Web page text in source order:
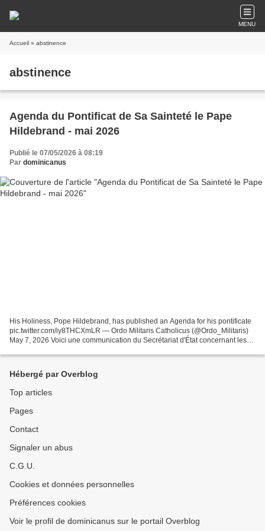
MENU
Accueil » abstinence
abstinence
Agenda du Pontificat de Sa Sainteté le Pape
Hildebrand - mai 2026
Publié le 07/05/2026 à 08:19
Par dominicanus
His Holiness, Pope Hildebrand, has published an Agenda for his pontificate
pic.twitter.com/iy8THCXmLR — Ordo Militaris Catholicus (@Ordo_Militaris)
May 7, 2026 Voici une communication du Secrétariat d'État concernant les
Hébergé par Overblog
Top articles
Pages
Contact
Signaler un abus
C.G.U.
Cookies et données personnelles
Préférences cookies
Voir le profil de dominicanus sur le portail Overblog